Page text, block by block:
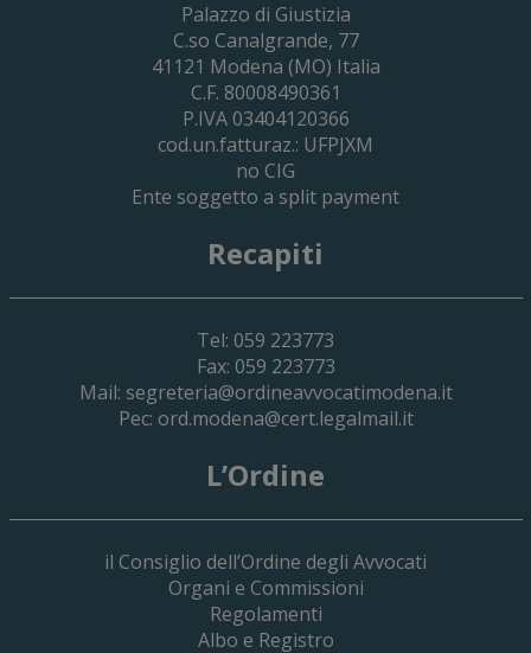
Palazzo di Giustizia
C.so Canalgrande, 77
41121 Modena (MO) Italia
C.F. 80008490361
P.IVA 03404120366
cod.un.fatturaz.: UFPJXM
no CIG
Ente soggetto a split payment
Recapiti
Tel: 059 223773
Fax: 059 223773
Mail: segreteria@ordineavvocatimodena.it
Pec: ord.modena@cert.legalmail.it
L’Ordine
il Consiglio dell’Ordine degli Avvocati
Organi e Commissioni
Regolamenti
Albo e Registro